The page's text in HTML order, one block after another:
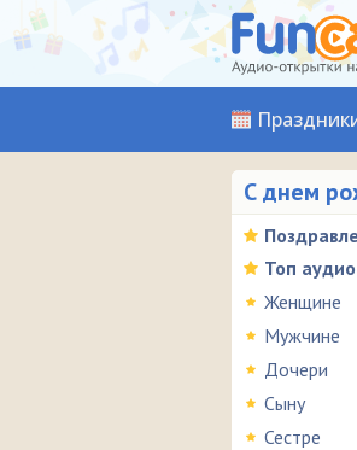
С днем
Топ
Женщине
Мужчине
Дочери
Сыну
Сестре